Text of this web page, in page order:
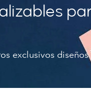
exclusivos diseños